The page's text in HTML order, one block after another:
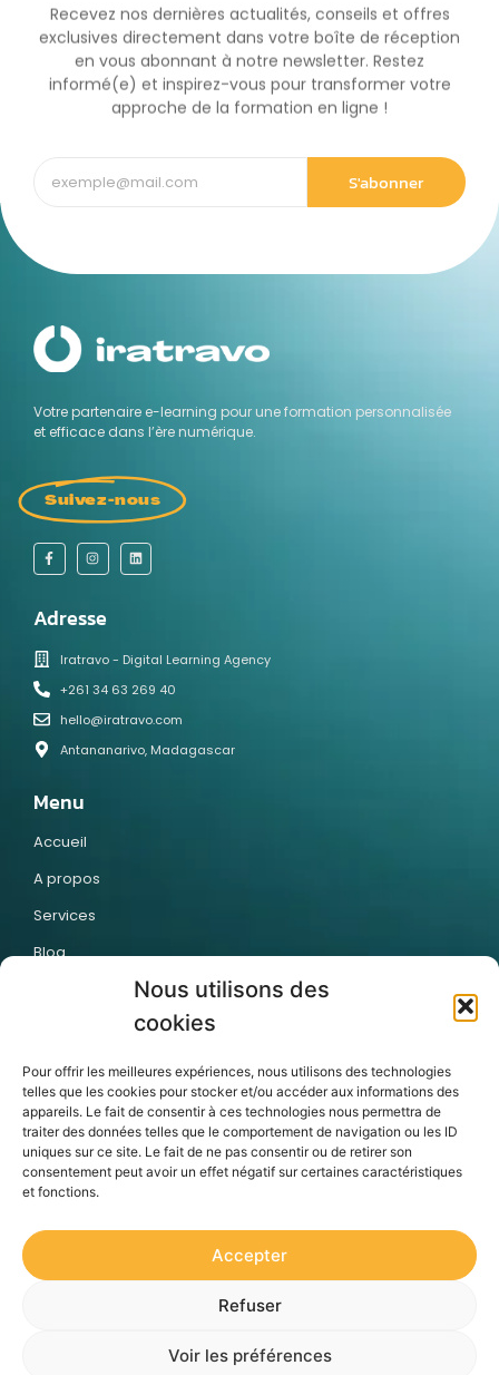
Nous utilisons des
cookies
Pour offrir les meilleures expériences, nous utilisons des technologies
telles que les cookies pour stocker et/ou accéder aux informations des
appareils. Le fait de consentir à ces technologies nous permettra de
traiter des données telles que le comportement de navigation ou les ID
uniques sur ce site. Le fait de ne pas consentir ou de retirer son
consentement peut avoir un effet négatif sur certaines caractéristiques
et fonctions.
Accepter
Refuser
Voir les préférences
Recevez nos dernières actualités, conseils et offres
exclusives directement dans votre boîte de réception
en vous abonnant à notre newsletter. Restez
informé(e) et inspirez-vous pour transformer votre
approche de la formation en ligne !
S'abonner
Votre partenaire e-learning pour une formation personnalisée
et efficace dans l’ère numérique.
Suivez-nous
Adresse
Iratravo - Digital Learning Agency
+261 34 63 269 40
hello@iratravo.com
Antananarivo, Madagascar
Menu
Accueil
A propos
Services
Blog
Articles récents
Pourquoi vos
collaborateurs
ligne — et Digital Learning
Externaliser la
choix stratégique
des leaders
francophones
Politique de Confidentialité CGUMentions Légales